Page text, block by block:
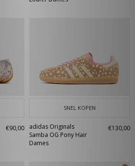
€90,00
SNEL KOPEN
adidas Originals
Samba OG Pony Hair
Dames
€130,00